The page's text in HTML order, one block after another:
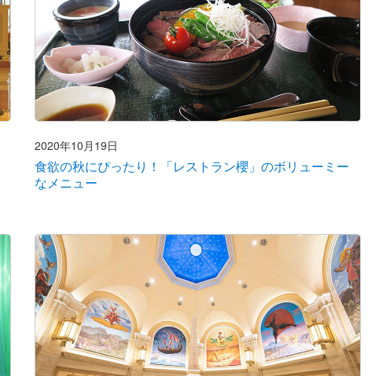
2020年10月19日
食欲の秋にぴったり！「レストラン櫻」のボリューミー
なメニュー